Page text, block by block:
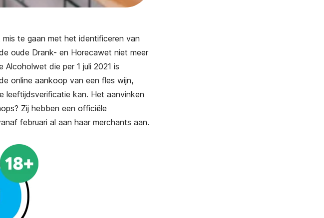
te gaan met het identificeren van
oude Drank- en Horecawet niet meer
die per 1 juli 2021 is
online aankoop van een fles wijn,
kan. Het aanvinken
Zij hebben een officiële
februari al aan haar merchants aan.